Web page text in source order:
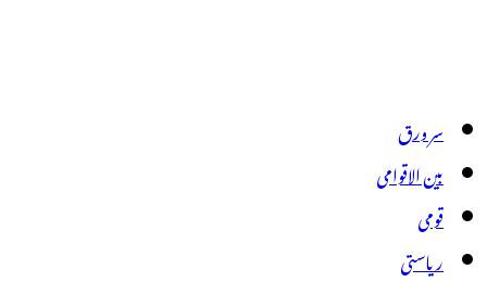
سر ورق
بین الاقوامی
قومی
ریاستی